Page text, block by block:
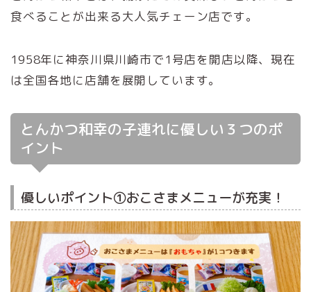
食べることが出来る大人気チェーン店です。
1958年に神奈川県川崎市で1号店を開店以降、現在
は全国各地に店舗を展開しています。
とんかつ和幸の子連れに優しい３つのポ
イント
優しいポイント①おこさまメニューが充実！